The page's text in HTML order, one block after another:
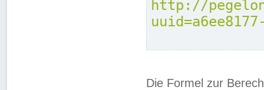
http://
Die Formel zur